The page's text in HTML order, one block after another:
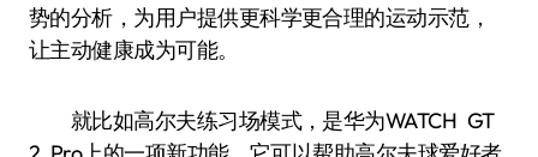
势的分析，为用户提供更科学更合理的运动示范，
让主动健康成为可能。
就比如高尔夫练习场模式，是华为WATCH GT